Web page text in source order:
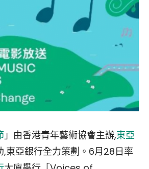
」由香港青年藝術協會主辦,東亞
,東亞銀行全力策劃。6月28日率